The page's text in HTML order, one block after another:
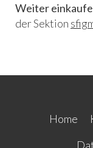
Weiter
der Sektion
Home